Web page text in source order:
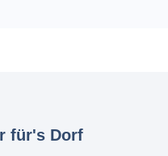
für's Dorf